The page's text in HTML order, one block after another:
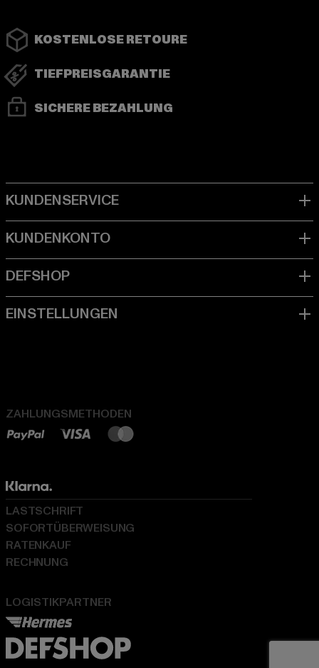
KOSTENLOSE RETOURE
TIEFPREISGARANTIE
SICHERE BEZAHLUNG
ZAHLUNGSMETHODEN
LOGISTIKPARTNER
LASTSCHRIFT
SOFORTÜBERWEISUNG
RATENKAUF
RECHNUNG